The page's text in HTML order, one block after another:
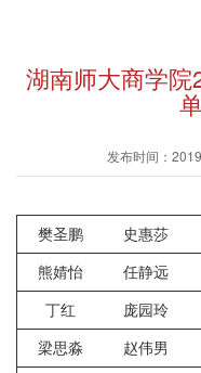
湖南师大商学院
发布时间：
樊圣鹏 史惠莎
熊婧怡
任静远
丁红
庞园玲
梁思淼
赵伟男